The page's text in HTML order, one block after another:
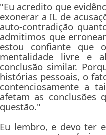
"Eu acredito que
exonerar a IL de
auto-contradição
admitimos que
estou confiante que
mentalidade livre e
conclusão similar.
histórias pessoais, o
contenciosamente a
afetam as conclusões
questão."
Eu lembro, e devo ter